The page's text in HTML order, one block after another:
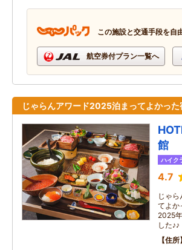
この施設と交通手段を自
航空券付プラン一覧へ
じゃらんアワード2025泊まってよかった
館
ハイク
4.7
じゃ
てよか
2025
した♪♪
住所